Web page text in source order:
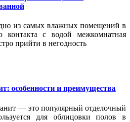
из самых влажных помещений в
контакта с водой межкомнатная
прийти в негодность
особенности и преимущества
— это популярный отделочный
для облицовки полов в